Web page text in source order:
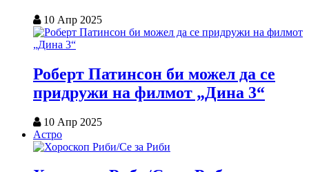
10 Апр 2025
Роберт Патинсон би можел да се
придружи на филмот „Дина 3“
10 Апр 2025
Астро